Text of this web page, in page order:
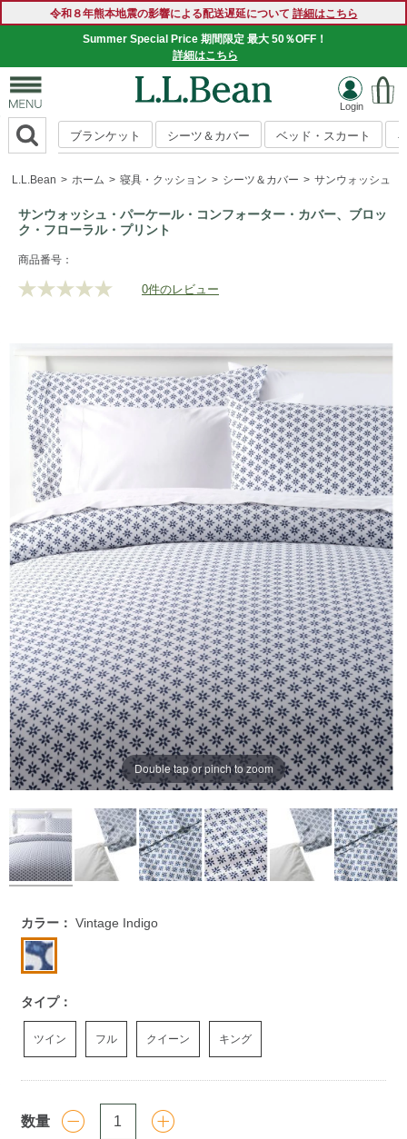
令和８年熊本地震の影響による配送遅延について 詳細はこちら
Summer Special Price 期間限定 最大 50％OFF！
詳細はこちら
ブランケット シーツ＆カバー ベッド・スカート
L.L.Bean ホーム 寝具・クッション シーツ＆カバー サンウォッシュ・
サンウォッシュ・パーケール・コンフォーター・カバー、ブロッ
ク・フローラル・プリント
https://www.llbean.co.jp/homegoods/bedding/sheets/g/
商品番号：
評
し.
じ
ペ
ー
0件のレビュー
Double tap or pinch to zoom
https://www.llbean.co.jp/homegoods/bedding/sheets/g/
カラー： Vintage Indigo
タイプ：
ツイン フル クイーン キング
数量